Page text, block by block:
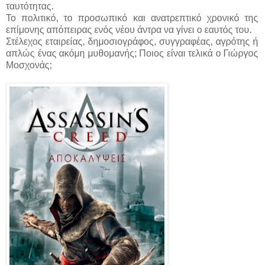
ταυτότητας.
Το πολιτικό, το προσωπικό και ανατρεπτικό χρονικό της
επίμονης απόπειρας ενός νέου άντρα να γίνει ο εαυτός του.
Στέλεχος εταιρείας, δημοσιογράφος, συγγραφέας, αγρότης ή
απλώς ένας ακόμη μυθομανής; Ποιος είναι τελικά ο Γιώργος
Μοσχονάς;